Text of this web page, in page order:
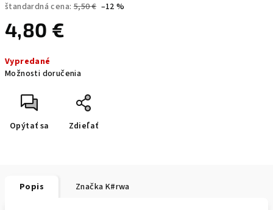
štandardná cena: 5,50 € –12 %
4,80 €
cena:
Vypredané
Možnosti doručenia
Opýtať sa Zdieľať
Popis Značka K#rwa